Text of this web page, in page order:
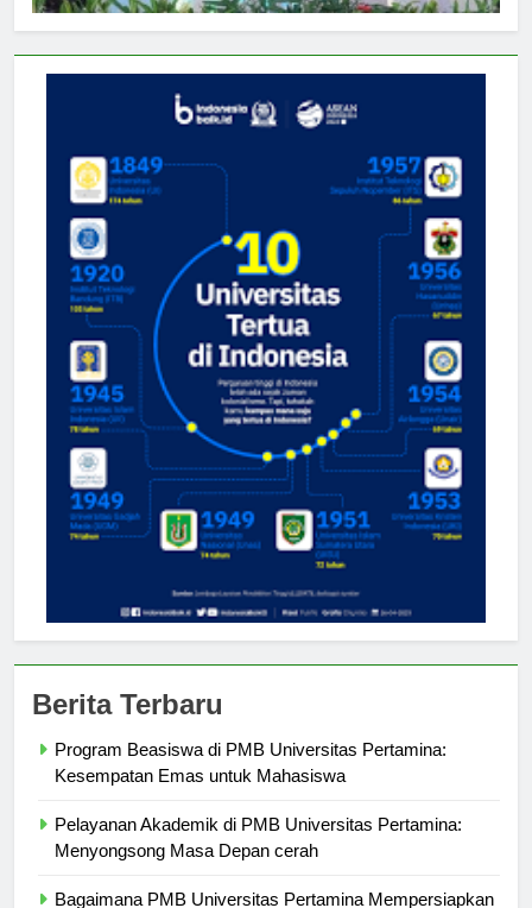
Berita Terbaru
Program Beasiswa di PMB Universitas Pertamina:
Pelayanan Akademik di PMB Universitas Pertamina: